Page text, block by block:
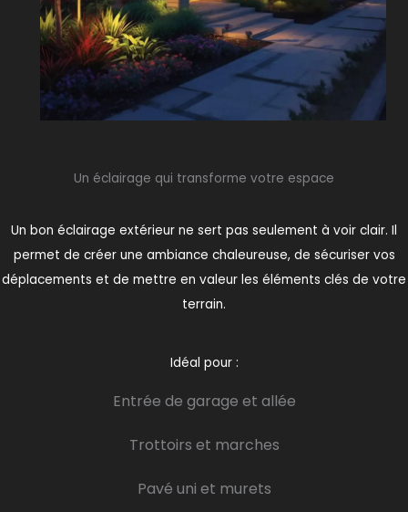
Un éclairage qui transforme votre espace
Un bon éclairage extérieur ne sert pas seulement à voir clair. Il
permet de créer une ambiance chaleureuse, de sécuriser vos
déplacements et de mettre en valeur les éléments clés de votre
terrain.
Idéal pour :
Entrée de garage et allée
Trottoirs et marches
Pavé uni et murets